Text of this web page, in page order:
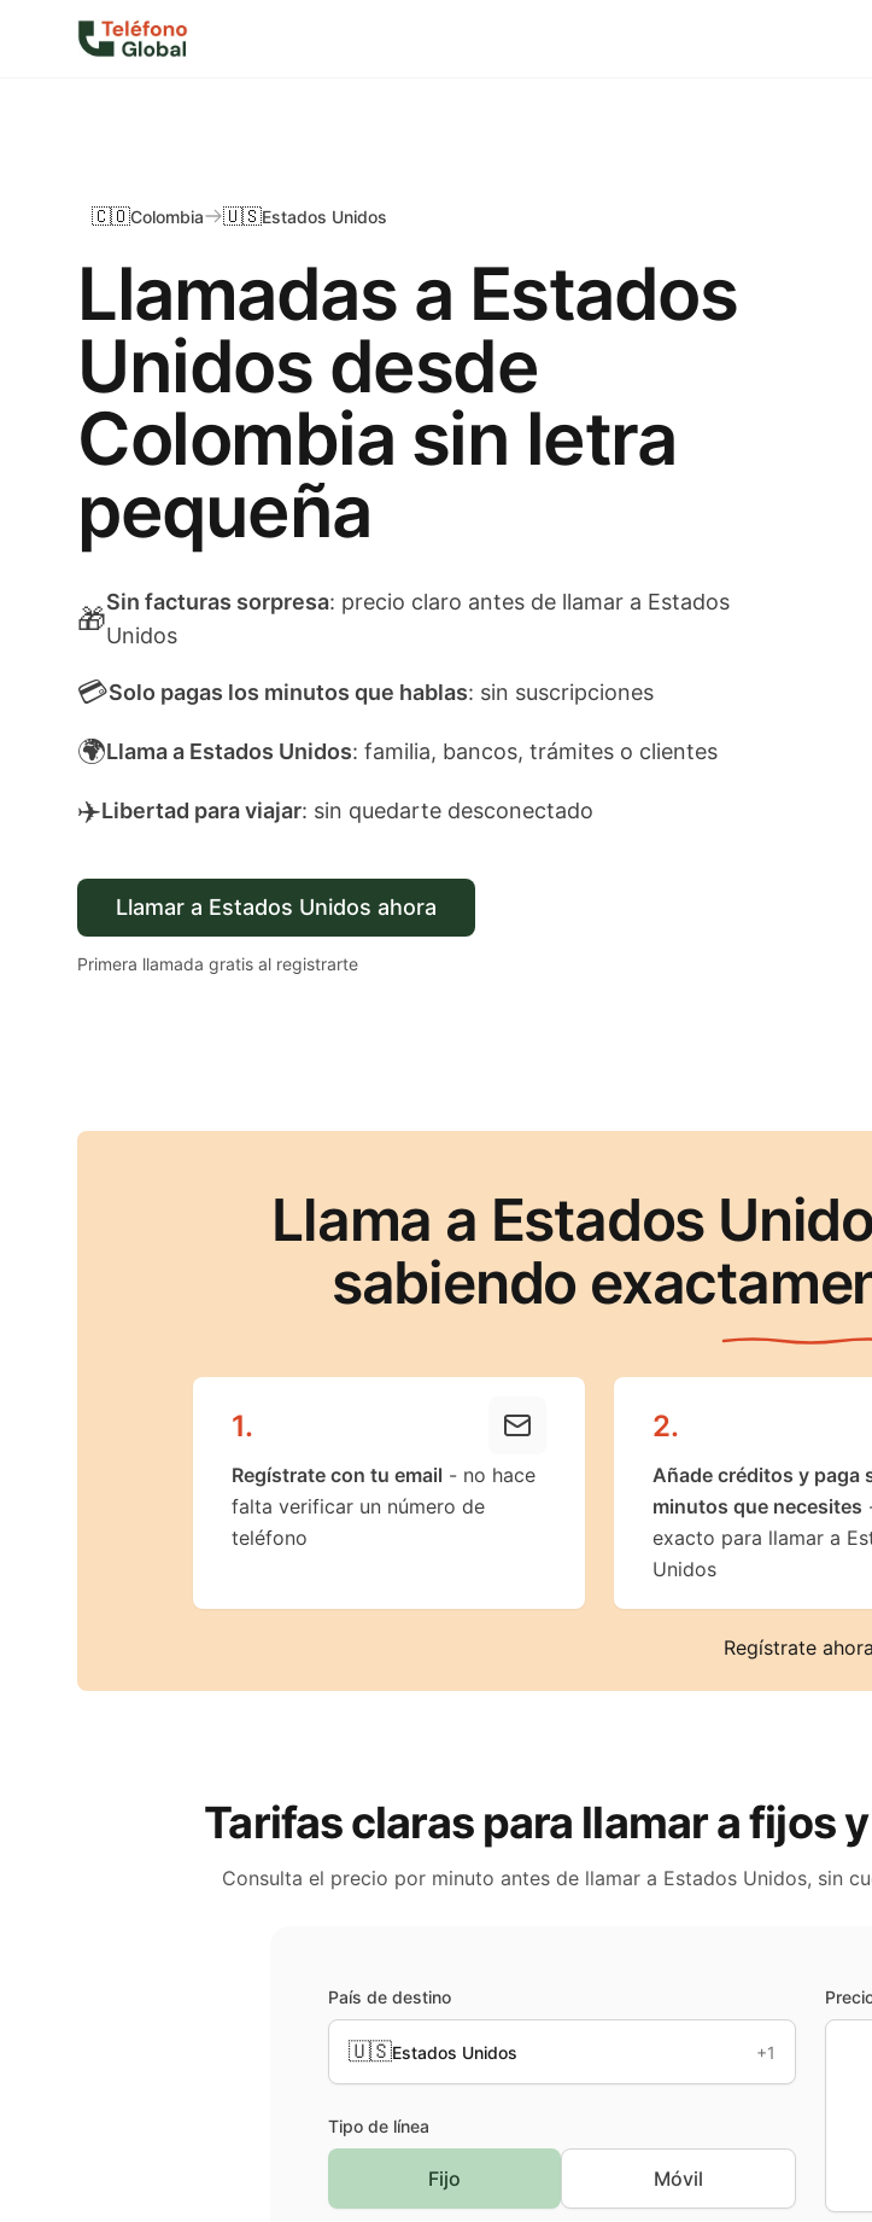
Llamadas a Estados
Unidos desde
Colombia sin letra
pequeña
🇨🇴Colombia 🇺🇸Estados Unidos
🎁Sin facturas sorpresa: precio claro antes de llamar a Estados
Unidos
💳Solo pagas los minutos que hablas: sin suscripciones
🌍Llama a Estados Unidos: familia, bancos, trámites o clientes
✈️Libertad para viajar: sin quedarte desconectado
Llamar a Estados Unidos ahora
Primera llamada gratis al registrarte
Llama a Estados
sabiendo
1.
Regístrate con tu email - no hace
falta verificar un número de
teléfono
2.
Añade créditos y paga
minutos que necesites
exacto para llamar a
Unidos
Regístrate ahora
Tarifas claras para llamar a fijos
Consulta el precio por minuto antes de llamar a Estados Unidos, sin
País de destino
🇺🇸Estados Unidos +1
Tipo de línea
Fijo Móvil